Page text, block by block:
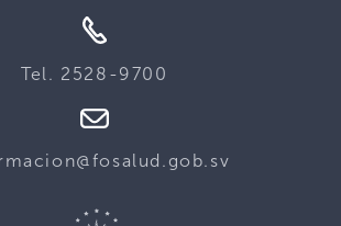
Tel. 2528-9700